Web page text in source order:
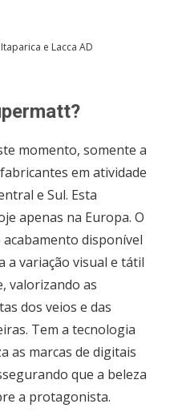
e Lacca AD
momento, somente a
em atividade
e Sul. Esta
apenas na Europa. O
disponível
a variação visual e tátil
valorizando as
dos veios e das
Tem a tecnologia
as marcas de digitais
que a beleza
a protagonista.